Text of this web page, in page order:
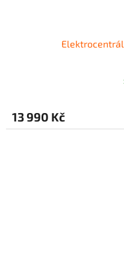
13 990 Kč